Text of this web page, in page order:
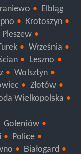
Elbląg
Krotoszyn
Pleszew
Września
Leszno
Wolsztyn
Złotów
Goleniów
Police